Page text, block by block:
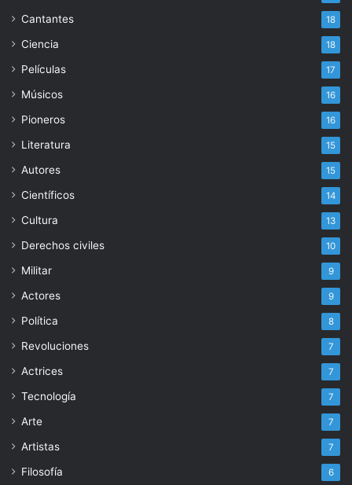
Cantantes 18
Ciencia 18
Películas 17
Músicos 16
Pioneros 16
Literatura 15
Autores 15
Científicos 14
Cultura 13
Derechos civiles 10
Militar 9
Actores 9
Política 8
Revoluciones 7
Actrices 7
Tecnología 7
Arte 7
Artistas 7
Filosofía 6